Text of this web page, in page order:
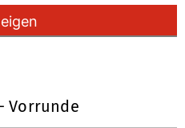
Vorrunde